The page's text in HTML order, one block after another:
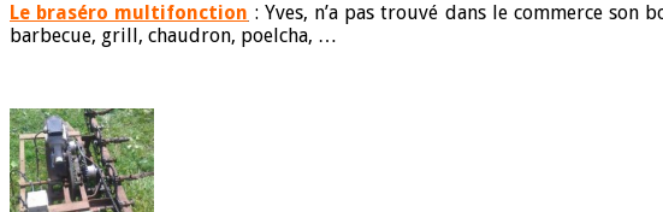
Le braséro multifonction : Yves, n’a pas trouvé dans le commerce
barbecue, grill, chaudron, poelcha, …